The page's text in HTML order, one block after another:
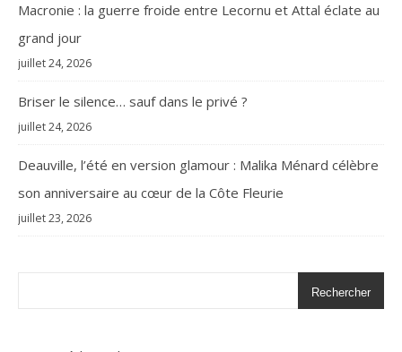
Macronie : la guerre froide entre Lecornu et Attal éclate au
grand jour
juillet 24, 2026
Briser le silence… sauf dans le privé ?
juillet 24, 2026
Deauville, l’été en version glamour : Malika Ménard célèbre
son anniversaire au cœur de la Côte Fleurie
juillet 23, 2026
Rechercher